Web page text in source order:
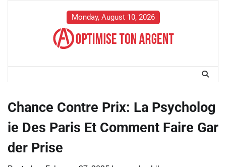
Monday, August 10, 2026
Chance Contre Prix: La Psycholog
ie Des Paris Et Comment Faire Gar
der Prise